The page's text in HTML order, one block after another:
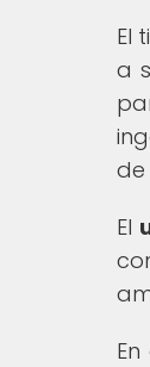
El
a
de
El